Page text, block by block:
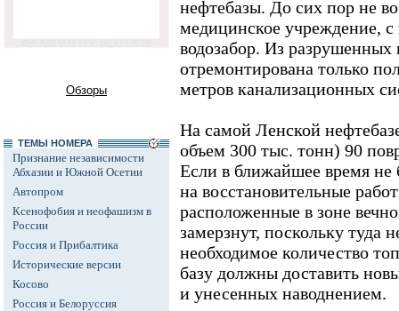
Обзоры
ТЕМЫ НОМЕРА
Признание независимости
Абхазии и Южной Осетии
Автопром
Ксенофобия и неофашизм в
России
Россия и Прибалтика
Исторические версии
Косово
Россия и Белоруссия
нефтебазы. До сих пор не
медицинское учреждение, с
водозабор. Из разрушенных
отремонтирована только
метров канализационных
На самой Ленской
объем 300 тыс. тонн) 90
Если в ближайшее время не
на восстановительные
расположенные в зоне
замерзнут, поскольку туда
необходимое количество
базу должны доставить
и унесенных наводнением.